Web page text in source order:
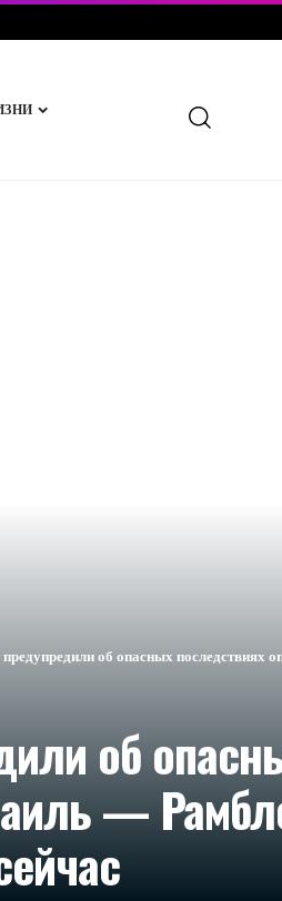
об опасных последствиях операции в Рафахе Израиль —
об
—